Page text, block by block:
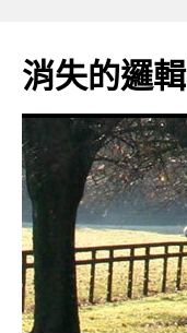
主
要
消失的邏輯